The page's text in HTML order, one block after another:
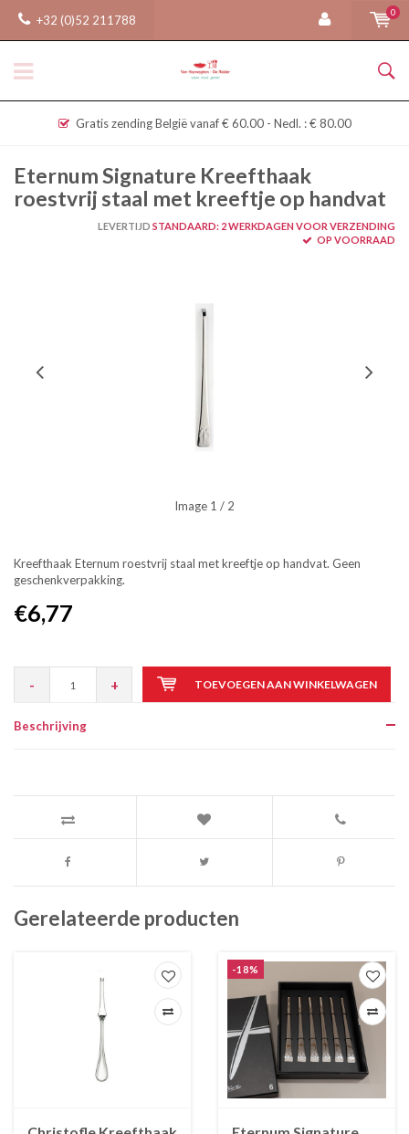
+32 (0)52 211788
0
Gratis zending België vanaf € 60.00 - Nedl. : € 80.00
Eternum Signature Kreefthaak
roestvrij staal met kreeftje op handvat
LEVERTIJD STANDAARD: 2 WERKDAGEN VOOR VERZENDING
OP VOORRAAD
Image 1 / 2
Kreefthaak Eternum roestvrij staal met kreeftje op handvat. Geen
geschenkverpakking.
€6,77
- + TOEVOEGEN AAN WINKELWAGEN
Beschrijving
Gerelateerde producten
-18%